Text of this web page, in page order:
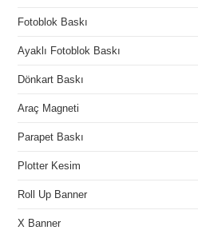
Fotoblok Baskı
Ayaklı Fotoblok Baskı
Dönkart Baskı
Araç Magneti
Parapet Baskı
Plotter Kesim
Roll Up Banner
X Banner